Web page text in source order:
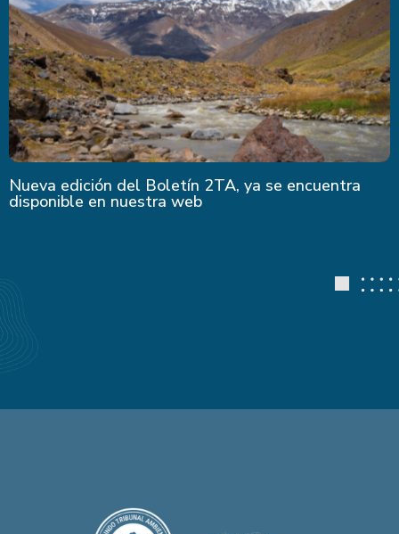
Nueva edición del Boletín 2TA, ya se encuentra
disponible en nuestra web